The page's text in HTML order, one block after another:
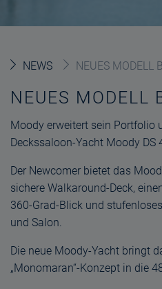
NEWS NEUES MODELL
NEUES MODELL
Moody erweitert sein Portfolio
Deckssaloon-Yacht Moody DS
Der Newcomer bietet das
sichere Walkaround-Deck,
360-Grad-Blick und
und Salon.
Die neue Moody-Yacht bringt
„Monomaran“-Konzept in die